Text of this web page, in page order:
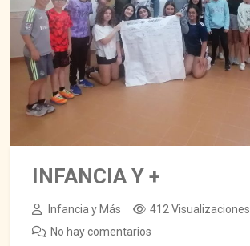
INFANCIA Y +
Infancia y Más
412 Visualizaciones
No hay comentarios